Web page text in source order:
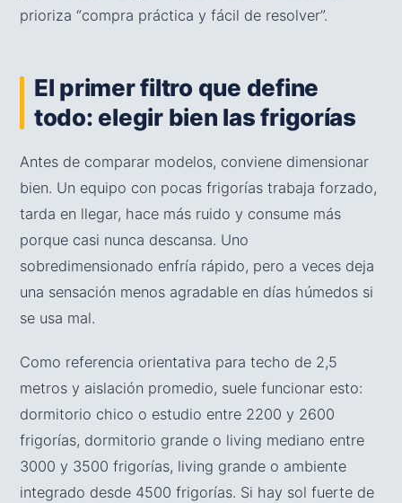
prioriza “compra práctica y fácil de resolver”.
El primer filtro que define
todo: elegir bien las frigorías
Antes de comparar modelos, conviene dimensionar
bien. Un equipo con pocas frigorías trabaja forzado,
tarda en llegar, hace más ruido y consume más
porque casi nunca descansa. Uno
sobredimensionado enfría rápido, pero a veces deja
una sensación menos agradable en días húmedos si
se usa mal.
Como referencia orientativa para techo de 2,5
metros y aislación promedio, suele funcionar esto:
dormitorio chico o estudio entre 2200 y 2600
frigorías, dormitorio grande o living mediano entre
3000 y 3500 frigorías, living grande o ambiente
integrado desde 4500 frigorías. Si hay sol fuerte de